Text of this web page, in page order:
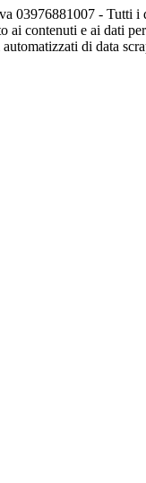
03976881007 - Tutti
ai contenuti e ai dati
di data